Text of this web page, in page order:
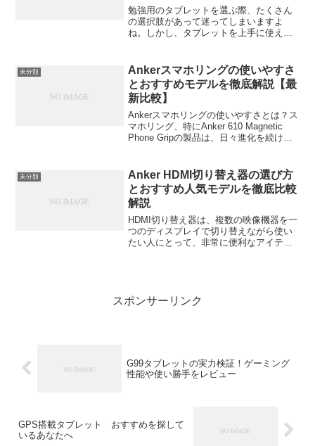
勉強用のタブレットを選ぶ際、たくさん
の選択肢があって迷ってしまいますよ
ね。しかし、タブレットを上手に使え
取るために、また教材を読み込むため
に、最適なタブレットを選ぶこと...
未分類
Ankerスマホリングの使いやすさ
とおすすめモデルを徹底解説【最
新比較】
Ankerスマホリングの使いやすさとは？ス
マホリング、特にAnker 610 Magnetic
Phone Gripの製品は、日々進化を続ける
めています。スマホを使うと...
未分類
Anker HDMI切り替え器の選び方
とおすすめ人気モデルを徹底比較
解説
HDMI切り替え器は、複数の映像機器を一
つのディスプレイで切り替えながら使い
たい人にとって、非常に便利なアイテム
スポンサーリンク
G99タブレットの実力検証！ゲーミング
性能や使い勝手をレビュー
GPS搭載タブレット おすすめを探して
いるあなたへ